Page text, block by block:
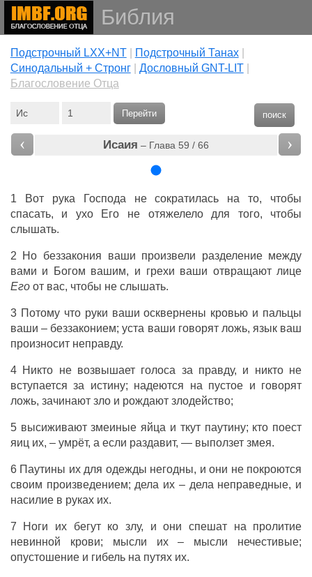
Библия
Подстрочный LXX+NT| Подстрочный Танах|
Cинодальный + Стронг| Дословный GNT-LIT|
Благословение Отца
поиск
Перейти
‹ Исаия – Глава 59 / 66 ›
1 Вот рука Господа не сократилась на то, чтобы
спасать, и ухо Его не отяжелело для того, чтобы
слышать.
2 Но беззакония ваши произвели разделение между
вами и Богом вашим, и грехи ваши отвращают лице
Егоот вас, чтобы не слышать.
3 Потому что руки ваши осквернены кровью и пальцы
ваши – беззаконием; уста ваши говорят ложь, язык ваш
произносит неправду.
4 Никто не возвышает голоса за правду, и никто не
вступается за истину; надеются на пустое и говорят
ложь, зачинают зло и рождают злодейство;
5 высиживают змеиные яйца и ткут паутину; кто поест
яиц их, – умрёт, а если раздавит, — выползет змея.
6 Паутины их для одежды негодны, и они не покроются
своим произведением; дела их – дела неправедные, и
насилие в руках их.
7 Ноги их бегут ко злу, и они спешат на пролитие
невинной крови; мысли их – мысли нечестивые;
опустошение и гибель на путях их.